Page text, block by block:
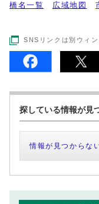
橋名一覧 広域地図
SNSリンクは別ウィ
探している情報が見
情報が見つからな